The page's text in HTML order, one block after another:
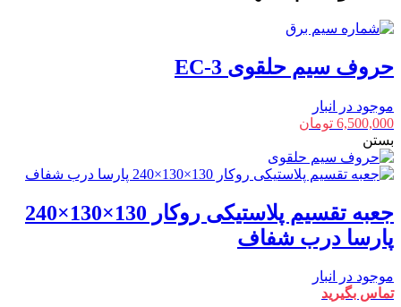
حروف سیم حلقوی EC-3
موجود در انبار
6,500,000 تومان
بستن
جعبه تقسیم پلاستیکی روکار 130×130×240
پارسا درب شفاف
موجود در انبار
تماس بگیرید